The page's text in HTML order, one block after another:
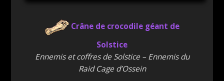
Crâne de crocodile géant de
Solstice
Ennemis et coffres de Solstice – Ennemis du
Raid Cage d’Ossein